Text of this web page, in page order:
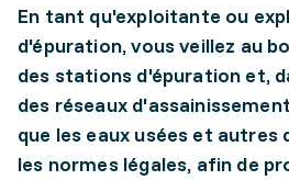
En tant qu'exploitante ou
d'épuration, vous veillez au
des stations d'épuration et,
des réseaux
que les eaux usées et
les normes légales, afin de